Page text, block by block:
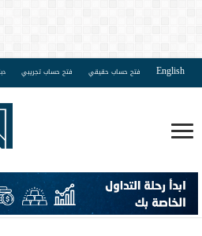
English فتح حساب حقيقي فتح حساب تجريبي